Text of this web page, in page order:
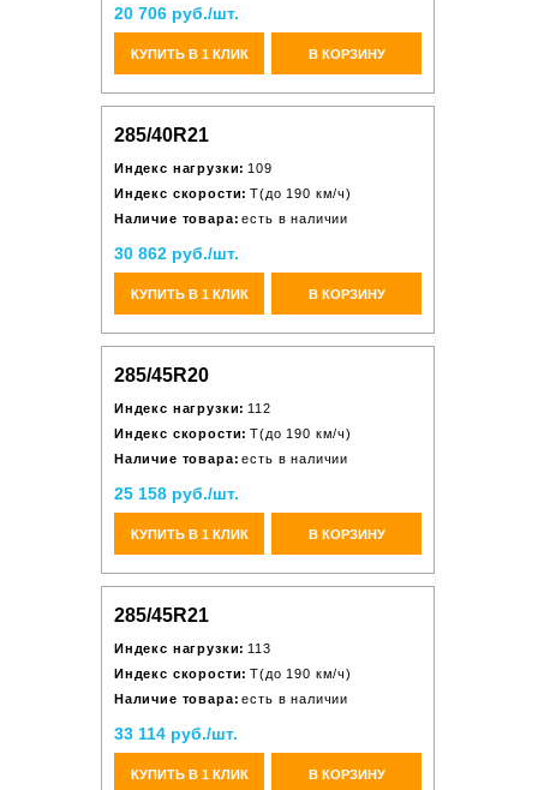
20 706 руб./шт.
КУПИТЬ В 1 КЛИК В КОРЗИНУ
285/40R21
Индекс нагрузки: 109
Индекс скорости: T(до 190 км/ч)
Наличие товара: есть в наличии
30 862 руб./шт.
КУПИТЬ В 1 КЛИК В КОРЗИНУ
285/45R20
Индекс нагрузки: 112
Индекс скорости: T(до 190 км/ч)
Наличие товара: есть в наличии
25 158 руб./шт.
КУПИТЬ В 1 КЛИК В КОРЗИНУ
285/45R21
Индекс нагрузки: 113
Индекс скорости: T(до 190 км/ч)
Наличие товара: есть в наличии
33 114 руб./шт.
КУПИТЬ В 1 КЛИК В КОРЗИНУ